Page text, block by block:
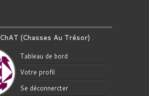
ChAT (Chasses Au Trésor) .
Tableau de bord
Votre profil
Se déconnercter